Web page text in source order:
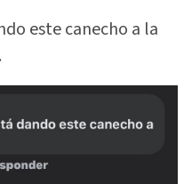
este canecho a la